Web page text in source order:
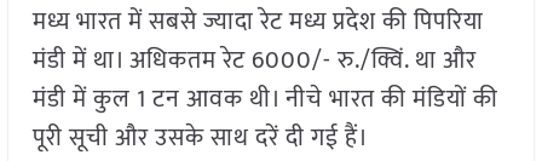
मध्य भारत में सबसे ज्यादा रेट मध्य प्रदेश की पिपरिया
मंडी में था। अधिकतम रेट 6000/- रु./क्विं. था और
मंडी में कुल 1 टन आवक थी। नीचे भारत की मंडियों की
पूरी सूची और उसके साथ दरें दी गई हैं।